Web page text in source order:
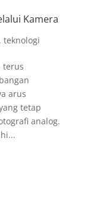
Kamera
, teknologi
terus
arus
tetap
analog.